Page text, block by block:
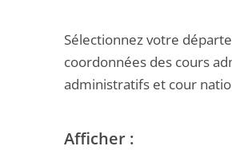
Sélectionnez votre
coordonnées des cours
administratifs et cour
Afficher :